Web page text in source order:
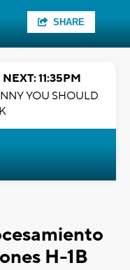
SHARE
NEXT: 11:35PM
YOU SHOULD
H-1B